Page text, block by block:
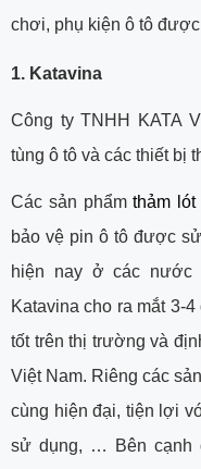
chơi, phụ kiện ô tô
1. Katavina
Công ty TNHH KATA
tùng ô tô và các thiết bị
Các sản phẩmthảm
bảo vệ pin ô tô được
hiện nay ở các nước
Katavina cho ra mắt 3-
tốt trên thị trường và
Việt Nam. Riêng các
cùng hiện đại, tiện lợi
sử dụng, … Bên cạnh